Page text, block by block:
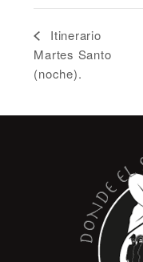
Itinerario
Martes Santo
(noche).